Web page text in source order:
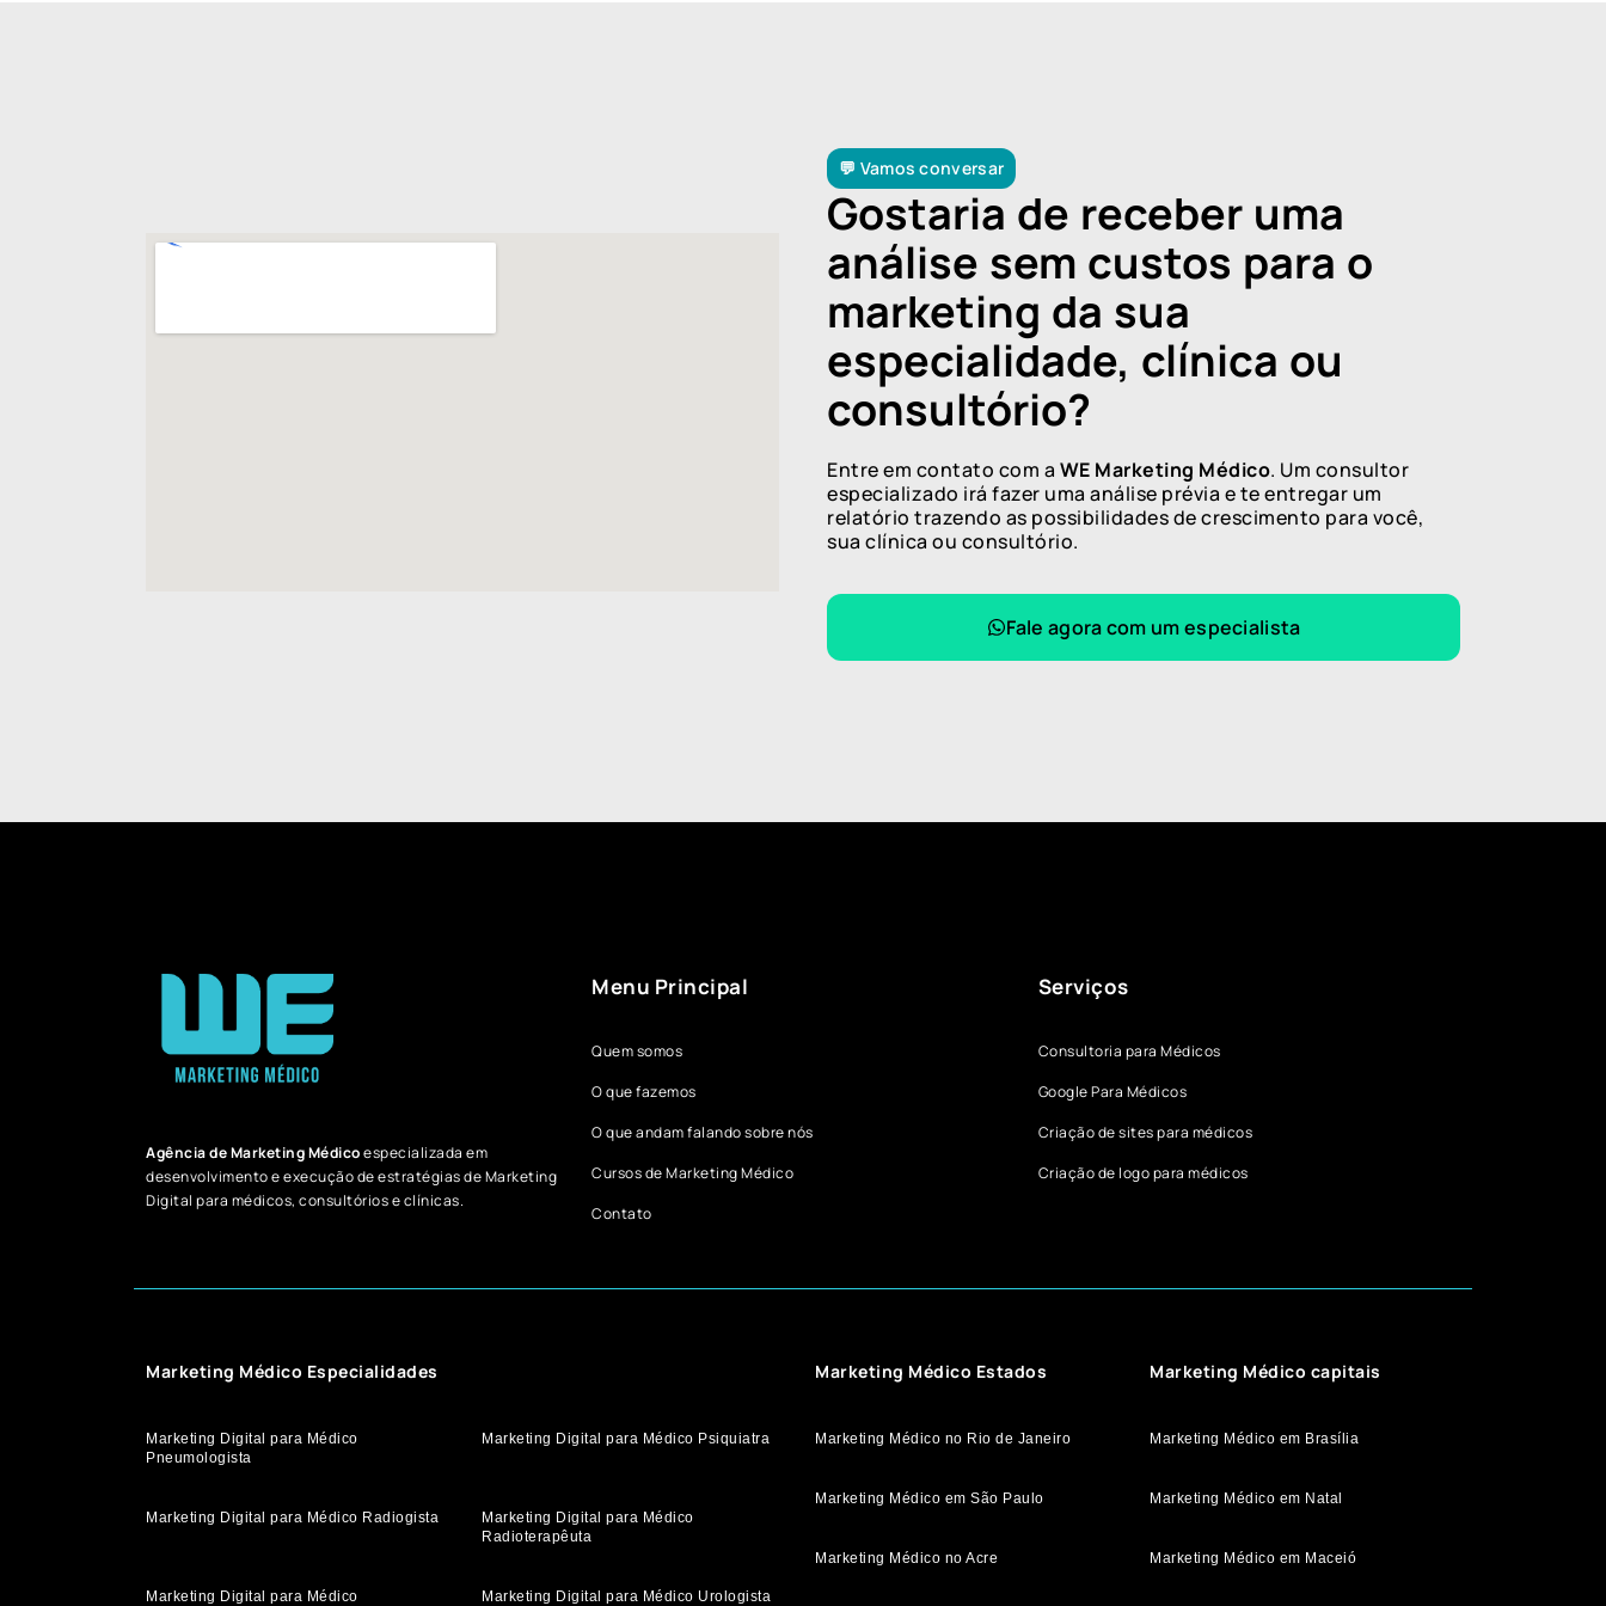
💬 Vamos conversar
Gostaria de receber uma
análise sem custos para o
marketing da sua
especialidade, clínica ou
consultório?
Entre em contato com a WE Marketing Médico. Um consultor
especializado irá fazer uma análise prévia e te entregar um
relatório trazendo as possibilidades de crescimento para você,
sua clínica ou consultório.
Fale agora com um especialista
Agência de Marketing Médicoespecializada em
desenvolvimento e execução de estratégias de Marketing
Digital para médicos, consultórios e clínicas.
Menu Principal
Quem somos
O que fazemos
O que andam falando sobre nós
Cursos de Marketing Médico
Contato
Serviços
Consultoria para Médicos
Google Para Médicos
Criação de sites para médicos
Criação de logo para médicos
Marketing Médico Especialidades
Marketing Digital para Médico
Pneumologista
Marketing Digital para Médico Psiquiatra
Marketing Digital para Médico Radiogista
Marketing Digital para Médico
Radioterapêuta
Marketing Digital para Médico Marketing Digital para Médico Urologista
Marketing Médico Estados
Marketing Médico no Rio de Janeiro
Marketing Médico em São Paulo
Marketing Médico no Acre
Marketing Médico capitais
Marketing Médico em Brasília
Marketing Médico em Natal
Marketing Médico em Maceió